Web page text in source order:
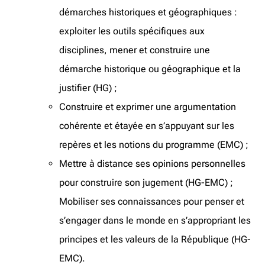
démarches historiques et géographiques :
exploiter les outils spécifiques aux
disciplines, mener et construire une
démarche historique ou géographique et la
justifier (HG) ;
Construire et exprimer une argumentation
cohérente et étayée en s’appuyant sur les
repères et les notions du programme (EMC) ;
Mettre à distance ses opinions personnelles
pour construire son jugement (HG-EMC) ;
Mobiliser ses connaissances pour penser et
s’engager dans le monde en s’appropriant les
principes et les valeurs de la République (HG-
EMC).